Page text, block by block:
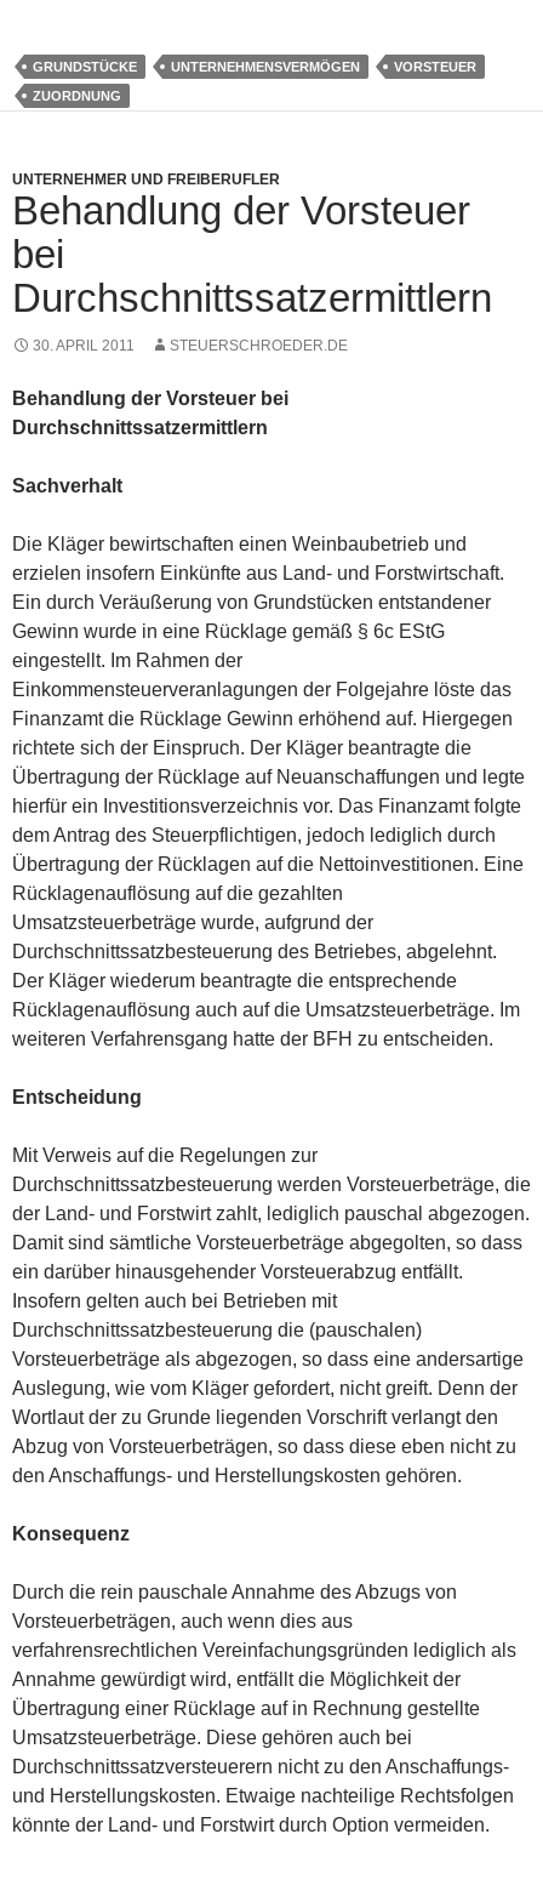
GRUNDSTÜCKE UNTERNEHMENSVERMÖGEN
VORSTEUER
ZUORDNUNG
UNTERNEHMER UND FREIBERUFLER
Behandlung der Vorsteuer
bei
Durchschnittssatzermittlern
30. APRIL 2011 STEUERSCHROEDER.DE
Behandlung der Vorsteuer bei
Durchschnittssatzermittlern
Sachverhalt
Die Kläger bewirtschaften einen Weinbaubetrieb und
erzielen insofern Einkünfte aus Land- und Forstwirtschaft.
Ein durch Veräußerung von Grundstücken entstandener
Gewinn wurde in eine Rücklage gemäß § 6c EStG
eingestellt. Im Rahmen der
Einkommensteuerveranlagungen der Folgejahre löste das
Finanzamt die Rücklage Gewinn erhöhend auf. Hiergegen
richtete sich der Einspruch. Der Kläger beantragte die
Übertragung der Rücklage auf Neuanschaffungen und legte
hierfür ein Investitionsverzeichnis vor. Das Finanzamt folgte
dem Antrag des Steuerpflichtigen, jedoch lediglich durch
Übertragung der Rücklagen auf die Nettoinvestitionen. Eine
Rücklagenauflösung auf die gezahlten
Umsatzsteuerbeträge wurde, aufgrund der
Durchschnittssatzbesteuerung des Betriebes, abgelehnt.
Der Kläger wiederum beantragte die entsprechende
Rücklagenauflösung auch auf die Umsatzsteuerbeträge. Im
weiteren Verfahrensgang hatte der BFH zu entscheiden.
Entscheidung
Mit Verweis auf die Regelungen zur
Durchschnittssatzbesteuerung werden Vorsteuerbeträge, die
der Land- und Forstwirt zahlt, lediglich pauschal abgezogen.
Damit sind sämtliche Vorsteuerbeträge abgegolten, so dass
ein darüber hinausgehender Vorsteuerabzug entfällt.
Insofern gelten auch bei Betrieben mit
Durchschnittssatzbesteuerung die (pauschalen)
Vorsteuerbeträge als abgezogen, so dass eine andersartige
Auslegung, wie vom Kläger gefordert, nicht greift. Denn der
Wortlaut der zu Grunde liegenden Vorschrift verlangt den
Abzug von Vorsteuerbeträgen, so dass diese eben nicht zu
den Anschaffungs- und Herstellungskosten gehören.
Konsequenz
Durch die rein pauschale Annahme des Abzugs von
Vorsteuerbeträgen, auch wenn dies aus
verfahrensrechtlichen Vereinfachungsgründen lediglich als
Annahme gewürdigt wird, entfällt die Möglichkeit der
Übertragung einer Rücklage auf in Rechnung gestellte
Umsatzsteuerbeträge. Diese gehören auch bei
Durchschnittssatzversteuerern nicht zu den Anschaffungs-
und Herstellungskosten. Etwaige nachteilige Rechtsfolgen
könnte der Land- und Forstwirt durch Option vermeiden.